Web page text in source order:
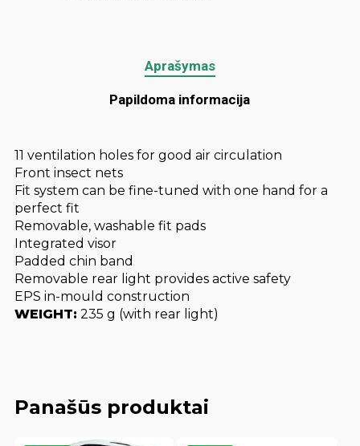
Aprašymas
Papildoma informacija
11 ventilation holes for good air circulation
Front insect nets
Fit system can be fine-tuned with one hand for a
perfect fit
Removable, washable fit pads
Integrated visor
Padded chin band
Removable rear light provides active safety
EPS in-mould construction
WEIGHT: 235 g (with rear light)
Panašūs produktai